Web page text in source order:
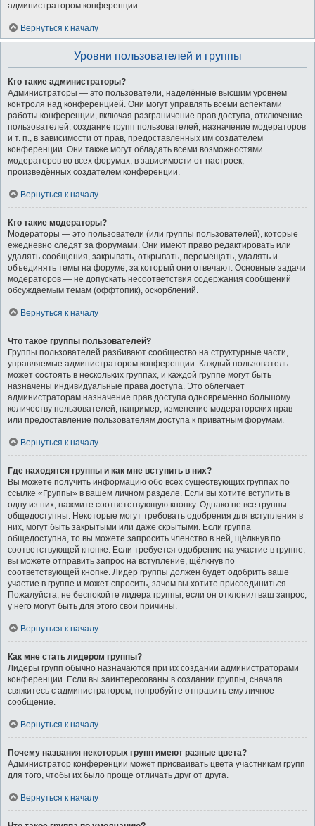
администратором конференции.
Вернуться к началу
Уровни пользователей и группы
Кто такие администраторы?
Администраторы — это пользователи, наделённые высшим уровнем
контроля над конференцией. Они могут управлять всеми аспектами
работы конференции, включая разграничение прав доступа, отключение
пользователей, создание групп пользователей, назначение модераторов
и т. п., в зависимости от прав, предоставленных им создателем
конференции. Они также могут обладать всеми возможностями
модераторов во всех форумах, в зависимости от настроек,
произведённых создателем конференции.
Вернуться к началу
Кто такие модераторы?
Модераторы — это пользователи (или группы пользователей), которые
ежедневно следят за форумами. Они имеют право редактировать или
удалять сообщения, закрывать, открывать, перемещать, удалять и
объединять темы на форуме, за который они отвечают. Основные задачи
модераторов — не допускать несоответствия содержания сообщений
обсуждаемым темам (оффтопик), оскорблений.
Вернуться к началу
Что такое группы пользователей?
Группы пользователей разбивают сообщество на структурные части,
управляемые администратором конференции. Каждый пользователь
может состоять в нескольких группах, и каждой группе могут быть
назначены индивидуальные права доступа. Это облегчает
администраторам назначение прав доступа одновременно большому
количеству пользователей, например, изменение модераторских прав
или предоставление пользователям доступа к приватным форумам.
Вернуться к началу
Где находятся группы и как мне вступить в них?
Вы можете получить информацию обо всех существующих группах по
ссылке «Группы» в вашем личном разделе. Если вы хотите вступить в
одну из них, нажмите соответствующую кнопку. Однако не все группы
общедоступны. Некоторые могут требовать одобрения для вступления в
них, могут быть закрытыми или даже скрытыми. Если группа
общедоступна, то вы можете запросить членство в ней, щёлкнув по
соответствующей кнопке. Если требуется одобрение на участие в группе,
вы можете отправить запрос на вступление, щёлкнув по
соответствующей кнопке. Лидер группы должен будет одобрить ваше
участие в группе и может спросить, зачем вы хотите присоединиться.
Пожалуйста, не беспокойте лидера группы, если он отклонил ваш запрос;
у него могут быть для этого свои причины.
Вернуться к началу
Как мне стать лидером группы?
Лидеры групп обычно назначаются при их создании администраторами
конференции. Если вы заинтересованы в создании группы, сначала
свяжитесь с администратором; попробуйте отправить ему личное
сообщение.
Вернуться к началу
Почему названия некоторых групп имеют разные цвета?
Администратор конференции может присваивать цвета участникам групп
для того, чтобы их было проще отличать друг от друга.
Вернуться к началу